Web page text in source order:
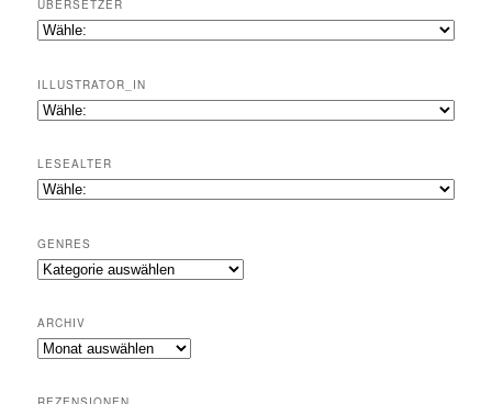
ÜBERSETZER
ILLUSTRATOR_IN
LESEALTER
GENRES
Genres
ARCHIV
Archiv